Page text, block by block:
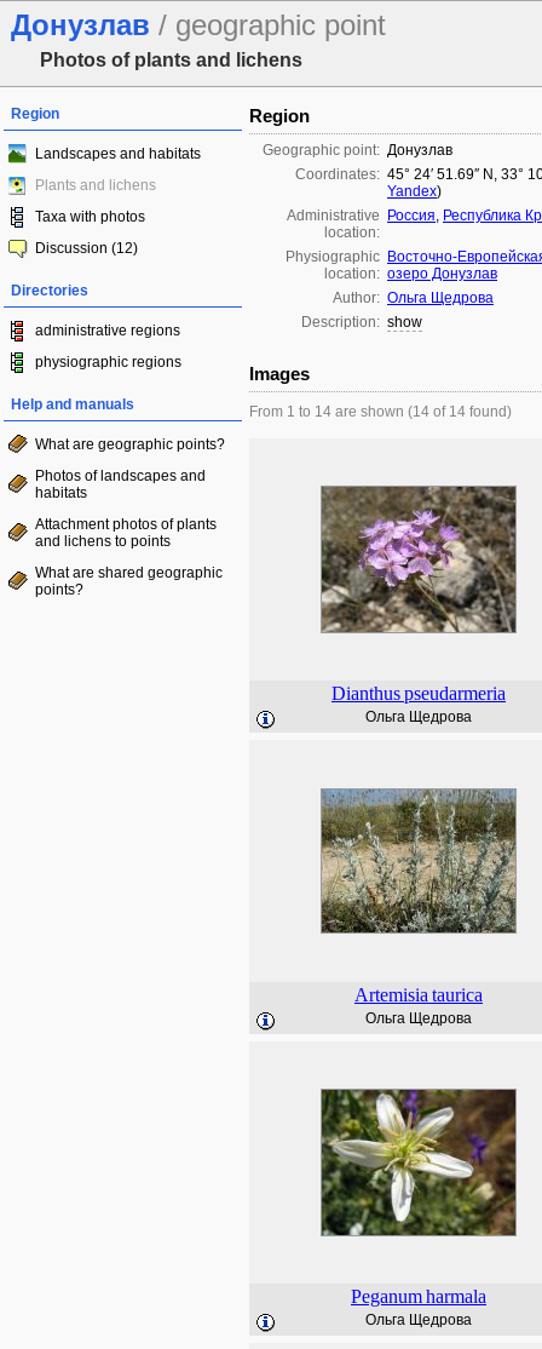
Донузлав / geographic point
Photos of plants and lichens
Region
Landscapes and habitats
Plants and lichens
Taxa with photos
Discussion (12)
Directories
administrative regions
physiographic regions
Help and manuals
What are geographic points?
Photos of landscapes and
habitats
Attachment photos of plants
and lichens to points
What are shared geographic
points?
Region
Geographic point: Донузлав
Coordinates: 45° 24′ 51.69″ N, 33°
Yandex)
Administrative
location:
Россия, Республика
Physiographic
location:
Восточно-
озеро Донузлав
Author: Ольга Щедрова
Description: show
Images
From 1 to 14 are shown (14 of 14 found)
Dianthuspseudarmeria
Ольга Щедрова
Artemisia taurica
Ольга Щедрова
Peganumharmala
Ольга Щедрова